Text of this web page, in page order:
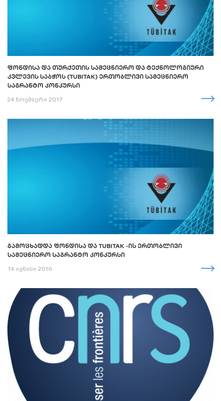
ᲤᲝᲜᲓᲘᲡᲐ ᲓᲐ ᲗᲣᲠᲥᲔᲗᲘᲡ ᲡᲐᲛᲔᲪᲜᲘᲔᲠᲝ ᲓᲐ ᲢᲔᲥᲜᲝᲚᲝᲒᲘᲣᲠᲘ
ᲙᲕᲚᲔᲕᲘᲡ ᲡᲐᲑᲭᲝᲡ (TUBITAK) ᲔᲠᲗᲝᲑᲚᲘᲕᲘ ᲡᲐᲛᲔᲪᲜᲘᲔᲠᲝ
ᲡᲐᲒᲠᲐᲜᲢᲝ ᲙᲝᲜᲙᲣᲠᲡᲘ
24 ნოემბერი 2017
ᲒᲐᲛᲝᲪᲮᲐᲓᲓᲐ ᲤᲝᲜᲓᲘᲡᲐ ᲓᲐ TUBITAK -ᲘᲡ ᲔᲠᲗᲝᲑᲚᲘᲕᲘ
ᲡᲐᲛᲔᲪᲜᲘᲔᲠᲝ ᲡᲐᲒᲠᲐᲜᲢᲝ ᲙᲝᲜᲙᲣᲠᲡᲘ
14 ივნისი 2016